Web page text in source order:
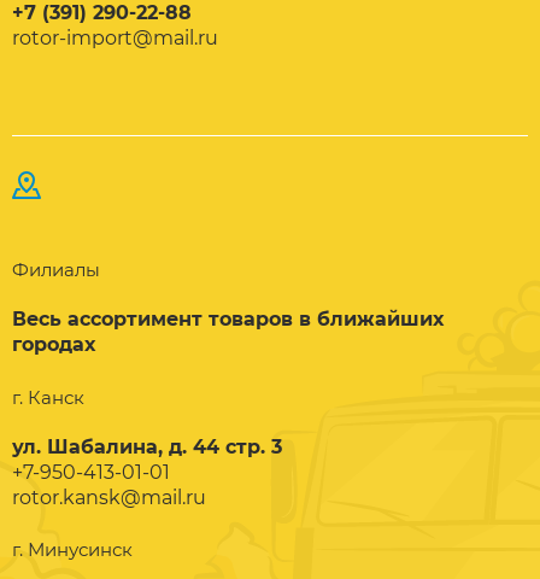
+7 (391) 290-22-88
rotor-import@mail.ru
Филиалы
Весь ассортимент товаров в ближайших
городах
г. Канск
ул. Шабалина, д. 44 стр. 3
+7-950-413-01-01
rotor.kansk@mail.ru
г. Минусинск